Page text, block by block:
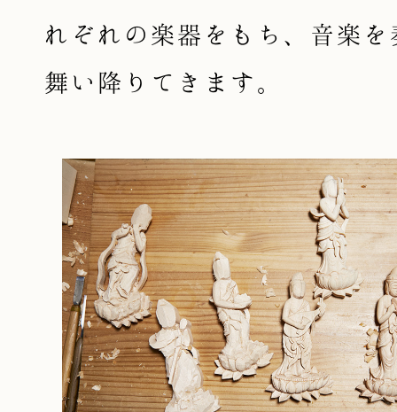
れぞれの楽器をもち、音楽
舞い降りてきます。